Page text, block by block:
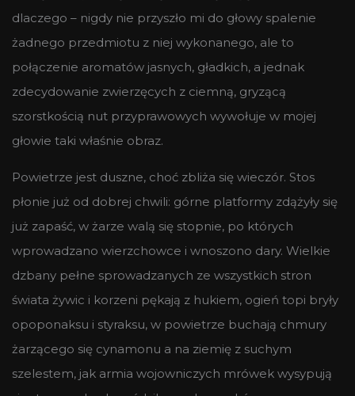
dlaczego – nigdy nie przyszło mi do głowy spalenie
żadnego przedmiotu z niej wykonanego, ale to
połączenie aromatów jasnych, gładkich, a jednak
zdecydowanie zwierzęcych z ciemną, gryzącą
szorstkością nut przyprawowych wywołuje w mojej
głowie taki właśnie obraz.
Powietrze jest duszne, choć zbliża się wieczór. Stos
płonie już od dobrej chwili: górne platformy zdążyły się
już zapaść, w żarze walą się stopnie, po których
wprowadzano wierzchowce i wnoszono dary. Wielkie
dzbany pełne sprowadzanych ze wszystkich stron
świata żywic i korzeni pękają z hukiem, ogień topi bryły
opoponaksu i styraksu, w powietrze buchają chmury
żarzącego się cynamonu a na ziemię z suchym
szelestem, jak armia wojowniczych mrówek wysypują